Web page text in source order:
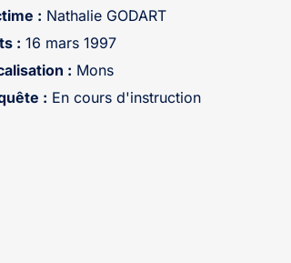
: Nathalie GODART
: 16 mars 1997
: Mons
: En cours d'instruction